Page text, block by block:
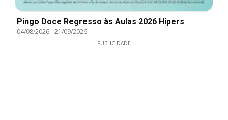
Pingo Doce Regresso às Aulas 2026 Hipers
04/08/2026-21/09/2026
PUBLICIDADE